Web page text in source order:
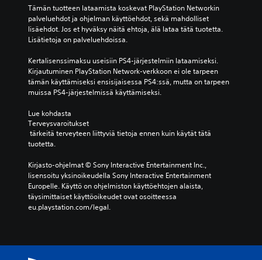
Tämän tuotteen lataamista koskevat PlayStation Networkin
palveluehdot ja ohjelman käyttöehdot, sekä mahdolliset
lisäehdot. Jos et hyväksy näitä ehtoja, älä lataa tätä tuotetta.
Lisätietoja on palveluehdoissa.
Kertalisenssimaksu useisiin PS4-järjestelmiin lataamiseksi.
Kirjautuminen PlayStation Network-verkkoon ei ole tarpeen
tämän käyttämiseksi ensisijaisessa PS4:ssä, mutta on tarpeen
muissa PS4-järjestelmissä käyttämiseksi.
Lue kohdasta
Terveysvaroitukset
tuotetta.
Kirjasto-ohjelmat © Sony Interactive Entertainment Inc.,
lisensoitu yksinoikeudella Sony Interactive Entertainment
Europelle. Käyttö on ohjelmiston käyttöehtojen alaista,
täysimittaiset käyttöoikeudet ovat osoitteessa
eu.playstation.com/legal.